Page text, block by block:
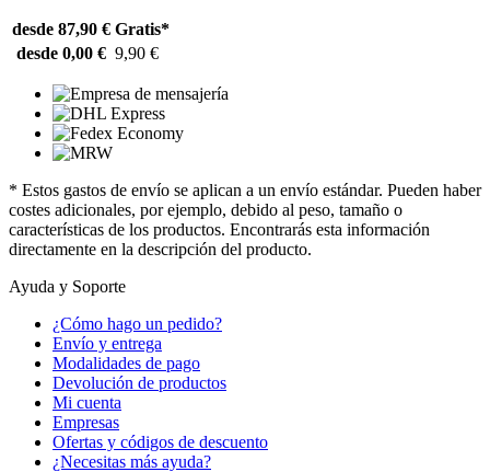
desde 87,90 € Gratis*
desde 0,00 € 9,90 €
* Estos gastos de envío se aplican a un envío estándar. Pueden haber
costes adicionales, por ejemplo, debido al peso, tamaño o
características de los productos. Encontrarás esta información
directamente en la descripción del producto.
Ayuda y Soporte
¿Cómo hago un pedido?
Envío y entrega
Modalidades de pago
Devolución de productos
Mi cuenta
Empresas
Ofertas y códigos de descuento
¿Necesitas más ayuda?